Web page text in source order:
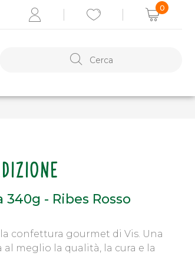
- Ribes Rosso
confettura gourmet di Vis. Una
al meglio la qualità, la cura e la
Se non sei registrato,
0